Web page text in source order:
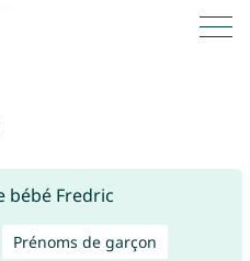
Prénoms de garçon